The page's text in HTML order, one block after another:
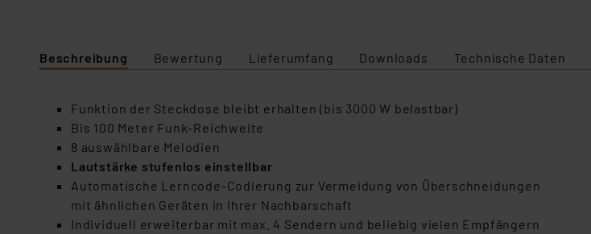
Beschreibung Bewertung Lieferumfang Downloads Technische Daten
Funktion der Steckdose bleibt erhalten (bis 3000 W belastbar)
Bis 100 Meter Funk-Reichweite
8 auswählbare Melodien
Lautstärke stufenlos einstellbar
Automatische Lerncode-Codierung zur Vermeidung von Überschneidungen
mit ähnlichen Geräten in Ihrer Nachbarschaft
Individuell erweiterbar mit max. 4 Sendern und beliebig vielen Empfängern